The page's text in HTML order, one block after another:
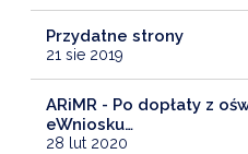
Przydatne strony
21 sie 2019
ARiMR - Po dopłaty z
eWniosku…
28 lut 2020